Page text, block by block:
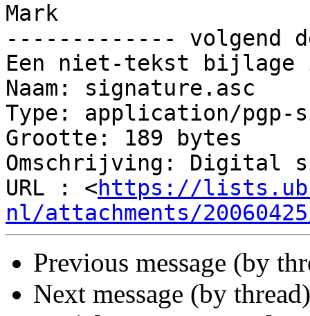
Mark
------------- volgend
Een niet-tekst
Naam: signature.asc
Type: application/pgp-
Grootte: 189 bytes
Omschrijving: Digital
URL : <https://
nl/attachments/
Previous message (by
Next message (by